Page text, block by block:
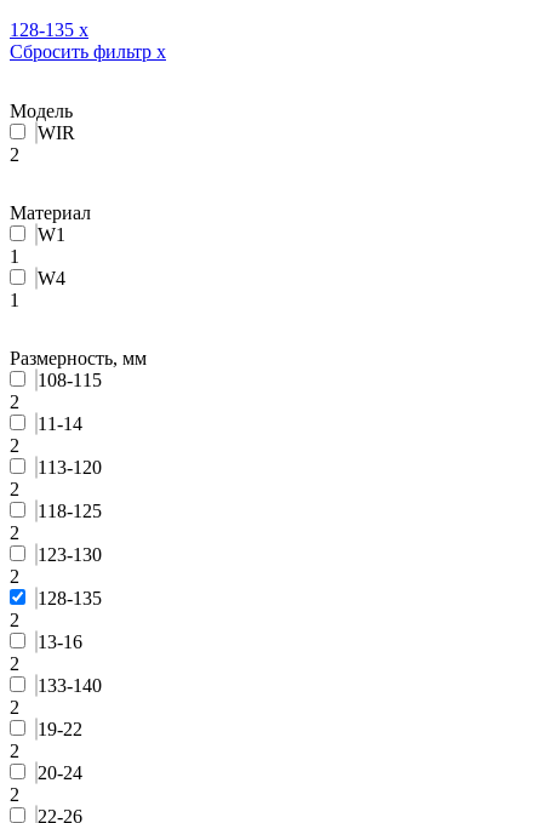
128-135 x
Сбросить фильтр x
Модель
WIR
2
Материал
W1
1
W4
1
Размерность, мм
108-115
2
11-14
2
113-120
2
118-125
2
123-130
2
128-135
2
13-16
2
133-140
2
19-22
2
20-24
2
22-26